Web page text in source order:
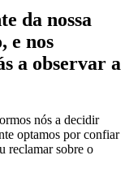
da nossa
e nos
a observar a
nós a decidir
optamos por confiar
reclamar sobre o